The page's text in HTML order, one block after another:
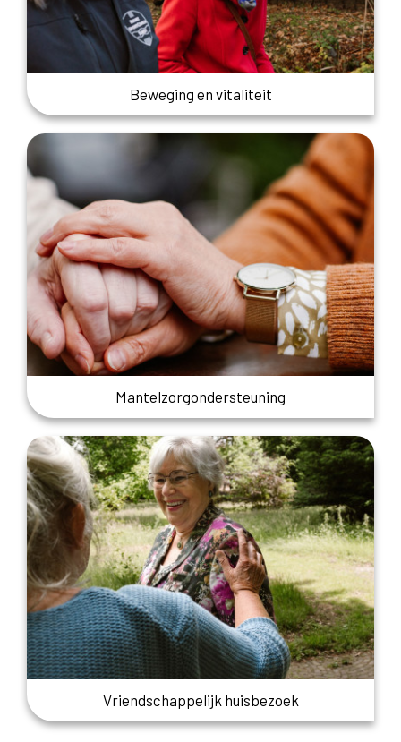
Beweging en vitaliteit
Mantelzorgondersteuning
Vriendschappelijk huisbezoek